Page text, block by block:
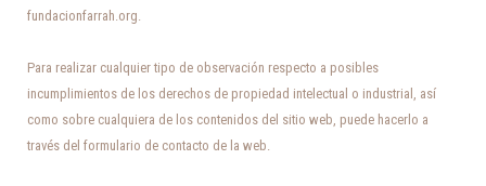
fundacionfarrah.org.
Para realizar cualquier tipo de observación respecto a posibles
incumplimientos de los derechos de propiedad intelectual o industrial, así
como sobre cualquiera de los contenidos del sitio web, puede hacerlo a
través del formulario de contacto de la web.